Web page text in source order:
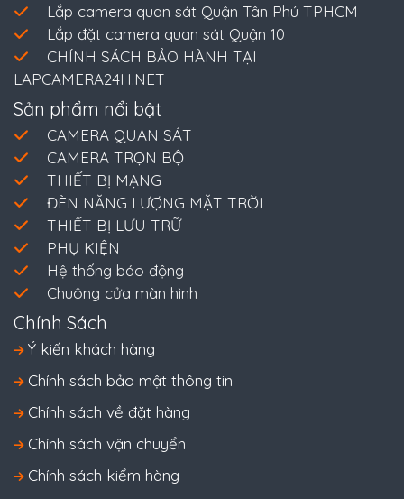
Lắp camera quan sát Quận Tân Phú TPHCM
Lắp đặt camera quan sát Quận 10
CHÍNH SÁCH BẢO HÀNH TẠI
LAPCAMERA24H.NET
Sản phẩm nổi bật
CAMERA QUAN SÁT
CAMERA TRỌN BỘ
THIẾT BỊ MẠNG
ĐÈN NĂNG LƯỢNG MẶT TRỜI
THIẾT BỊ LƯU TRỮ
PHỤ KIỆN
Hệ thống báo động
Chuông cửa màn hình
Chính Sách
Ý kiến khách hàng
Chính sách bảo mật thông tin
Chính sách về đặt hàng
Chính sách vận chuyển
Chính sách kiểm hàng